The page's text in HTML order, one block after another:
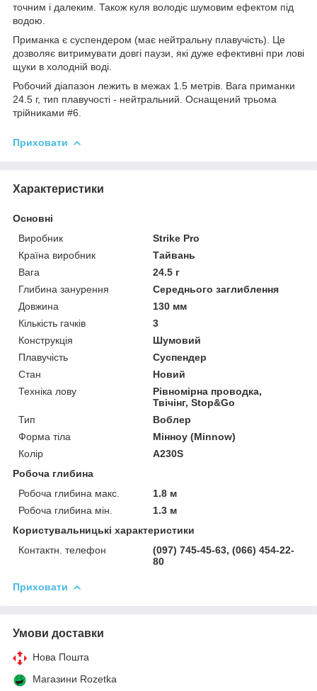
точним і далеким. Також куля володіє шумовим ефектом під
водою.
Приманка є суспендером (має нейтральну плавучість). Це
дозволяє витримувати довгі паузи, які дуже ефективні при лові
щуки в холодній воді.
Робочий діапазон лежить в межах 1.5 метрів. Вага приманки
24.5 г, тип плавучості - нейтральний. Оснащений трьома
трійниками #6.
Приховати
Характеристики
Основні
Виробник
Strike Pro
Країна виробник
Тайвань
Вага
24.5 г
Глибина занурення
Середнього заглиблення
Довжина
130 мм
Кількість гачків
3
Конструкція
Шумовий
Плавучість
Суспендер
Стан
Новий
Техніка лову
Рівномірна проводка,
Твічінг, Stop&Go
Тип
Воблер
Форма тіла
Мінноу (Minnow)
Колір
A230S
Робоча глибина
Робоча глибина макс.
1.8 м
Робоча глибина мін.
1.3 м
Користувальницькі характеристики
Контактн. телефон
(097) 745-45-63, (066) 454-22-
80
Приховати
Умови доставки
Нова Пошта
Магазини Rozetka